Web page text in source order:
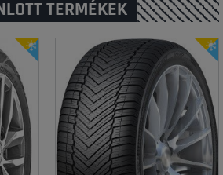
TERMÉKEK